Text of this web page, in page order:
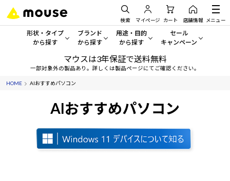
検索 マイページ カート 店舗情報 メニュー
形状・タイプ
から探す
形状・タイプから探す をすべてみる
デスクトップPC
ノートPC
タブレット
ブランド
から探す
mouse
NEXTGEAR
DAIV
用途・目的
から探す
一般向けパソコン
クリエイティブ向け
ビジネス向けパソコン
セール
キャンペーン
セール・キャンペー
すべて新品の旧モデル製品
マウスは3年保証で送料無料
一部対象外の製品あり。詳しくは製品ページにてご確認ください。
HOME AIおすすめパソコン
AIおすすめパソコン